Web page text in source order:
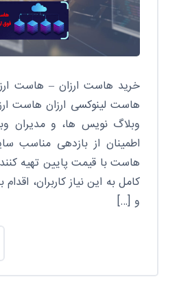
خرید هاست ارزان – هاست
هاست لینوکسی ارزان هاست
وبلاگ نویس ها، و مدیران
اطمینان از بازدهی مناسب
هاست با قیمت پایین تهیه
کامل به این نیاز کاربران،
و […]